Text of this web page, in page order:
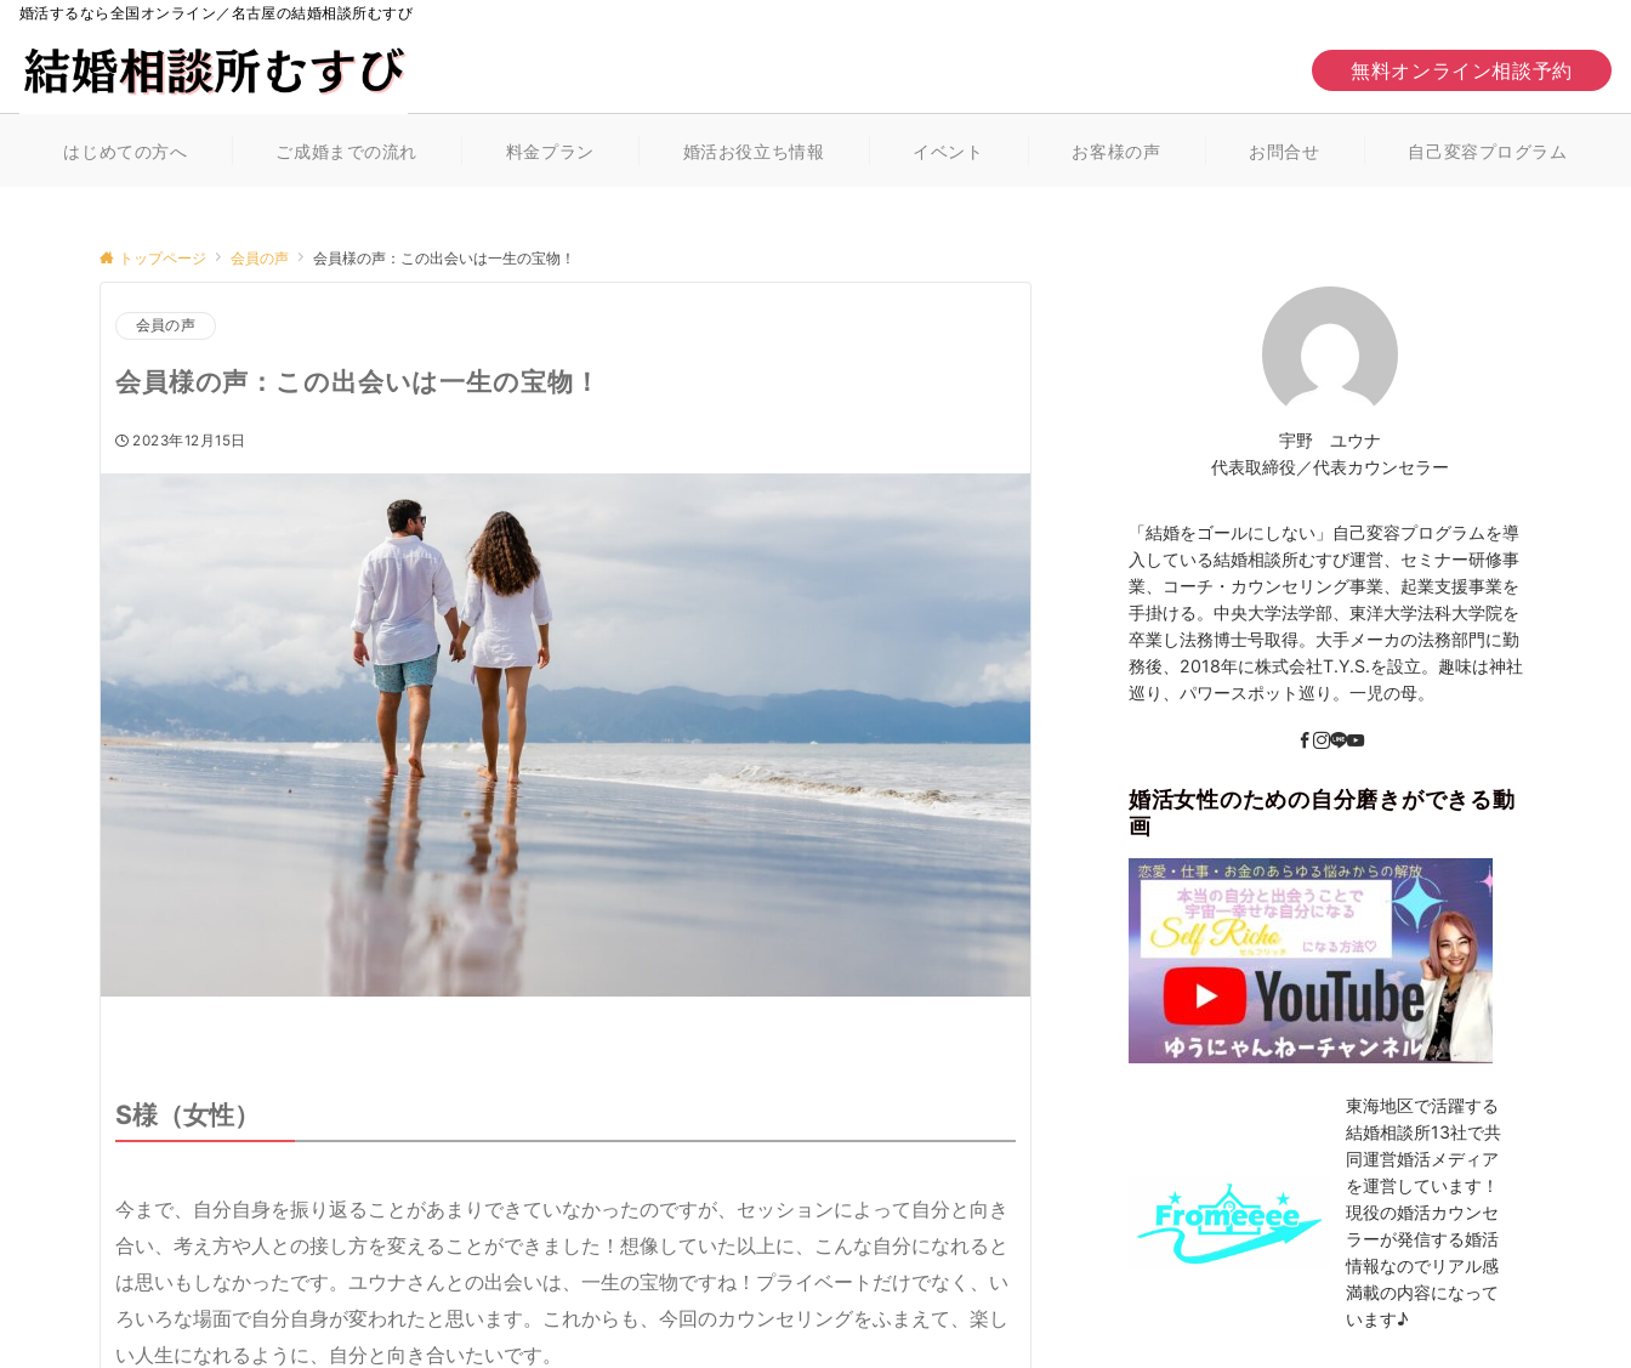
婚活するなら全国オンライン／名古屋の結婚相談所むすび
無料オンライン相談予約
はじめての方へ ご成婚までの流れ 料金プラン 婚活お役立ち情報 イベント お客様の声 お問合せ 自己変容プログラム
トップページ 会員の声 会員様の声：この出会いは一生の宝物！
会員の声
会員様の声：この出会いは一生の宝物！
2023年12月15日
S様（女性）
今まで、自分自身を振り返ることがあまりできていなかったのですが、セッションによって自分と向き
合い、考え方や人との接し方を変えることができました！想像していた以上に、こんな自分になれると
は思いもしなかったです。ユウナさんとの出会いは、一生の宝物ですね！プライベートだけでなく、い
ろいろな場面で自分自身が変われたと思います。これからも、今回のカウンセリングをふまえて、楽し
い人生になれるように、自分と向き合いたいです。
宇野 ユウナ
代表取締役／代表カウンセラー
「結婚をゴールにしない」自己変容プログラムを導
入している結婚相談所むすび運営、セミナー研修事
業、コーチ・カウンセリング事業、起業支援事業を
手掛ける。中央大学法学部、東洋大学法科大学院を
卒業し法務博士号取得。大手メーカの法務部門に勤
務後、2018年に株式会社T.Y.S.を設立。趣味は神社
巡り、パワースポット巡り。一児の母。
婚活女性のための自分磨きができる動
画
東海地区で活躍する
結婚相談所13社で共
同運営婚活メディア
を運営しています！
現役の婚活カウンセ
ラーが発信する婚活
情報なのでリアル感
満載の内容になって
います♪